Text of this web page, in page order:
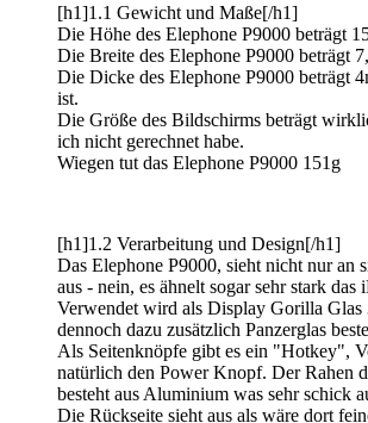
[h1]1.1 Gewicht und Maße[/h1]
Die Höhe des Elephone P9000 beträgt
Die Breite des Elephone P9000 beträgt
Die Dicke des Elephone P9000 beträgt
ist.
Die Größe des Bildschirms beträgt
ich nicht gerechnet habe.
Wiegen tut das Elephone P9000 151g
[h1]1.2 Verarbeitung und Design[/h1]
Das Elephone P9000, sieht nicht nur an
aus - nein, es ähnelt sogar sehr stark das
Verwendet wird als Display Gorilla Glas
dennoch dazu zusätzlich Panzerglas
Als Seitenknöpfe gibt es ein "Hotkey",
natürlich den Power Knopf. Der Rahen
besteht aus Aluminium was sehr schick
Die Rückseite sieht aus als wäre dort